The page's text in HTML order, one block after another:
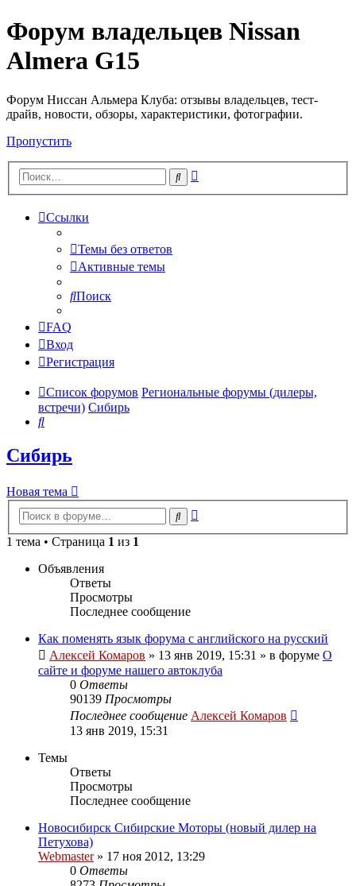
Форум владельцев Nissan
Almera G15
Форум Ниссан Альмера Клуба: отзывы владельцев, тест-
драйв, новости, обзоры, характеристики, фотографии.
Пропустить
Поиск
Ссылки
Темы без ответов
Активные темы
Поиск
FAQ
Вход
Регистрация
Список форумов Региональные форумы (дилеры,
встречи) Сибирь
Поиск
Сибирь
Новая тема
Поиск
1 тема • Страница 1 из 1
Объявления
Ответы
Просмотры
Последнее сообщение
Как поменять язык форума с английского на русский
Алексей Комаров » 13 янв 2019, 15:31 » в форуме О
сайте и форуме нашего автоклуба
0 Ответы
90139 Просмотры
Последнее сообщение Алексей Комаров
13 янв 2019, 15:31
Темы
Ответы
Просмотры
Последнее сообщение
Новосибирск Сибирские Моторы (новый дилер на
Петухова)
Webmaster» 17 ноя 2012, 13:29
0 Ответы